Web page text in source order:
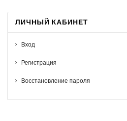
ЛИЧНЫЙ КАБИНЕТ
Вход
Регистрация
Восстановление пароля